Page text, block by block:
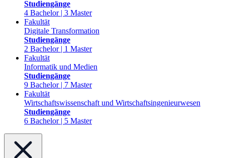
Studiengänge
4 Bachelor | 3 Master
Fakultät
Digitale Transformation
Studiengänge
2 Bachelor | 1 Master
Fakultät
Informatik und Medien
Studiengänge
9 Bachelor | 7 Master
Fakultät
Wirtschaftswissenschaft und Wirtschaftsingenieurwesen
Studiengänge
6 Bachelor | 5 Master